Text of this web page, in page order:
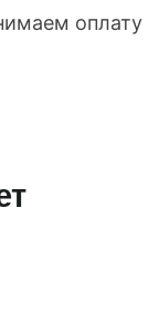
оплату